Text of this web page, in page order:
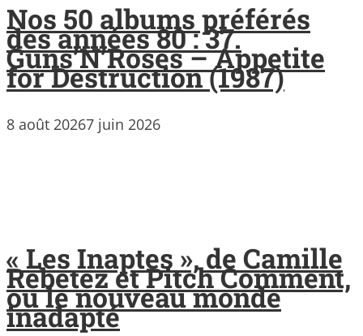
Nos 50 albums préférés
des années 80 : 37.
Guns’N’Roses – Appetite
for Destruction (1987)
8 août 20267 juin 2026
« Les Inaptes », de Camille
Rebetez et Pitch Comment,
ou le nouveau monde
inadapté